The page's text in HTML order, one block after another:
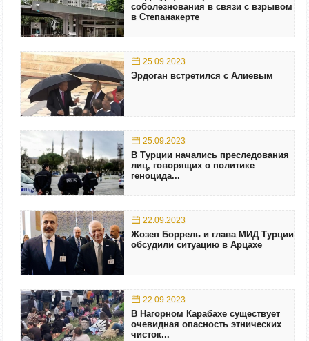
соболезнования в связи с взрывом
в Степанакерте
25.09.2023
Эрдоган встретился с Алиевым
25.09.2023
В Турции начались преследования
лиц, говорящих о политике
геноцида...
22.09.2023
Жозеп Боррель и глава МИД Турции
обсудили ситуацию в Арцахе
22.09.2023
В Нагорном Карабахе существует
очевидная опасность этнических
чисток...